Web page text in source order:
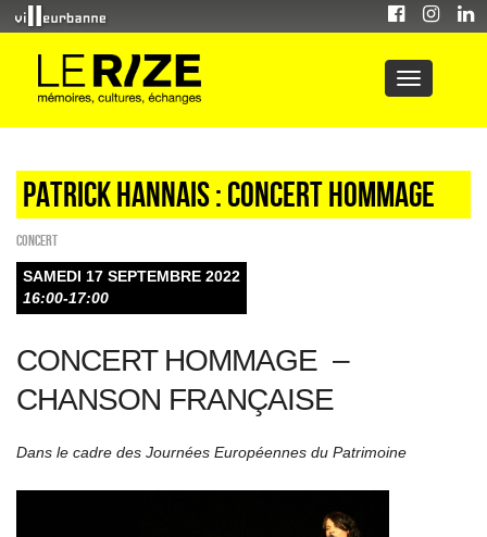
PATRICK HANNAIS : concert hommage
Concert
SAMEDI 17 SEPTEMBRE 2022
16:00-17:00
CONCERT HOMMAGE –
CHANSON FRANÇAISE
Dans le cadre des Journées Européennes du Patrimoine